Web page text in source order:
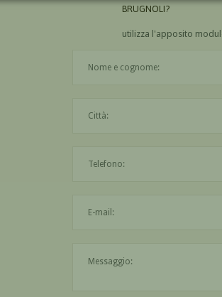
BRUGNOLI?
utilizza l'apposito